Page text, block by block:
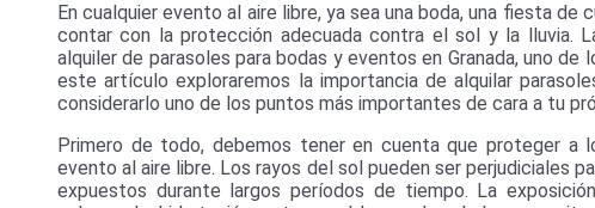
En cualquier evento al aire libre, ya sea una boda, una fiesta
contar con la protección adecuada contra el sol y la lluvia.
alquiler de parasoles para bodas y eventos en Granada, uno de
este artículo exploraremos la importancia de alquilar
considerarlo uno de los puntos más importantes de cara a tu
Primero de todo, debemos tener en cuenta que proteger a
evento al aire libre. Los rayos del sol pueden ser perjudiciales
expuestos durante largos períodos de tiempo. La